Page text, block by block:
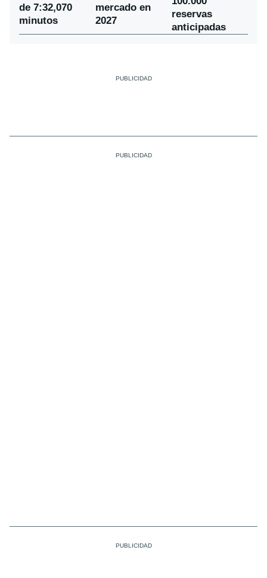
de 7:32,070
minutos
mercado en
2027
reservas
anticipadas